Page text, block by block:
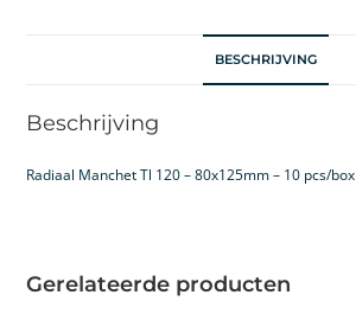
BESCHRIJVING
Beschrijving
Radiaal Manchet Tl 120 – 80x125mm – 10 pcs/box
Gerelateerde producten